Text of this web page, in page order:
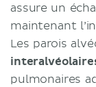
assure un
maintenant
Les parois
pulmonaires